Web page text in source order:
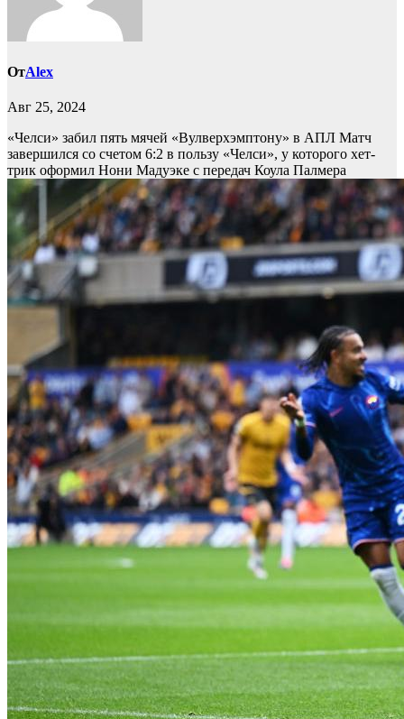
ОтAlex
Авг 25, 2024
«Челси» забил пять мячей «Вулверхэмптону» в АПЛ Матч
завершился со счетом 6:2 в пользу «Челси», у которого хет-
трик оформил Нони Мадуэке с передач Коула Палмера